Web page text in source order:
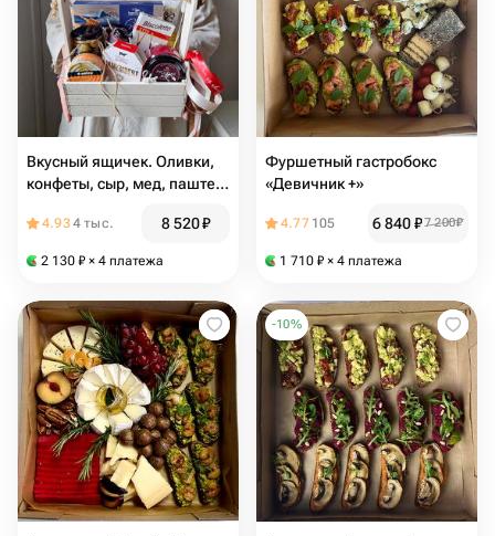
Вкусный ящичек. Оливки,
конфеты, сыр, мед, паштет,
палочки
4.934 тыс. 8 520₽
2 130 ₽ × 4 платежа
Фуршетный гастробокс
«Девичник +»
4.77 105 6 840₽7 200₽
1 710 ₽ × 4 платежа
-10%